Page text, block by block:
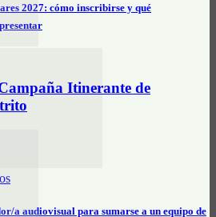
2027: cómo inscribirse y qué
a audiovisual para sumarse a un equipo de
Itinerante de